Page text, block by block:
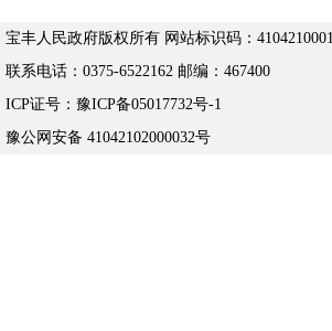
宝丰人民政府版权所有 网站标识码：4104210001
联系电话：0375-6522162 邮编：467400
ICP证号：豫ICP备05017732号-1
豫公网安备 41042102000032号